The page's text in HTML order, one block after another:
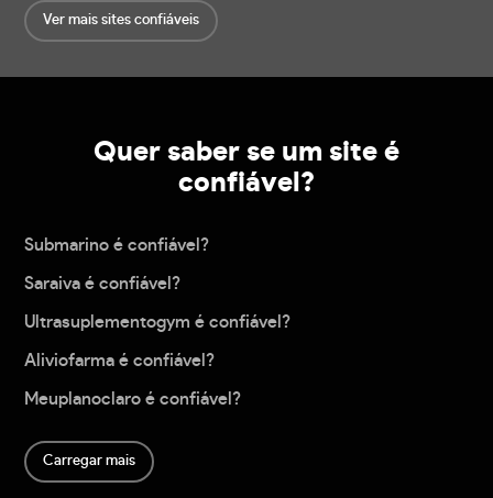
Ver mais sites confiáveis
Quer saber se um site é
confiável?
Submarino é confiável?
Saraiva é confiável?
Ultrasuplementogym é confiável?
Aliviofarma é confiável?
Meuplanoclaro é confiável?
Carregar mais